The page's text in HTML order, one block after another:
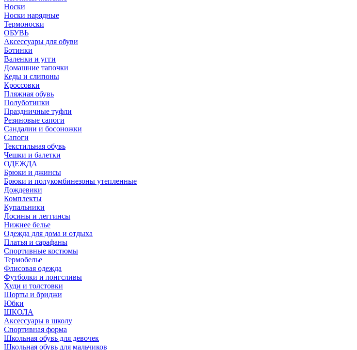
Носки
Носки нарядные
Термоноски
ОБУВЬ
Аксессуары для обуви
Ботинки
Валенки и угги
Домашние тапочки
Кеды и слипоны
Кроссовки
Пляжная обувь
Полуботинки
Праздничные туфли
Резиновые сапоги
Сандалии и босоножки
Сапоги
Текстильная обувь
Чешки и балетки
ОДЕЖДА
Брюки и джинсы
Брюки и полукомбинезоны утепленные
Дождевики
Комплекты
Купальники
Лосины и леггинсы
Нижнее белье
Одежда для дома и отдыха
Платья и сарафаны
Спортивные костюмы
Термобелье
Флисовая одежда
Футболки и лонгсливы
Худи и толстовки
Шорты и бриджи
Юбки
ШКОЛА
Аксессуары в школу
Спортивная форма
Школьная обувь для девочек
Школьная обувь для мальчиков